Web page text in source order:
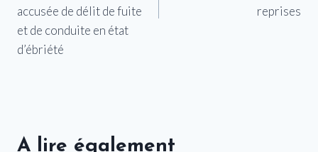
accusée de délit de fuite
et de conduite en état
d’ébriété
reprises
A lire également